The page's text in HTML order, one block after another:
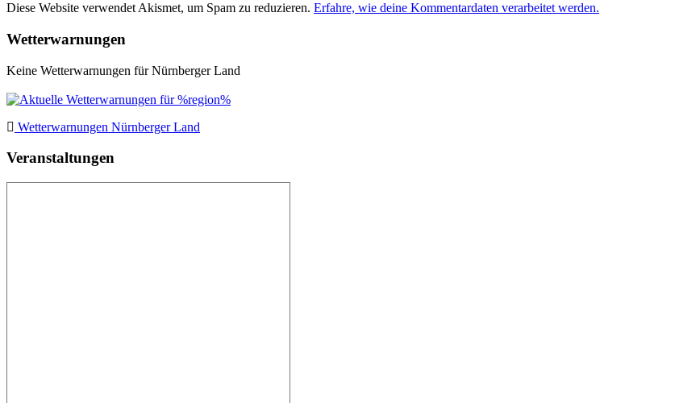
Diese Website verwendet Akismet, um Spam zu reduzieren. Erfahre, wie deine Kommentardaten verarbeitet werden.
Wetterwarnungen
Keine Wetterwarnungen für Nürnberger Land
Wetterwarnungen Nürnberger Land
Veranstaltungen